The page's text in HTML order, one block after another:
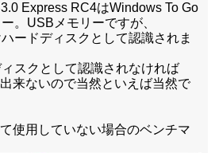
Express RC4はWindows To Go
。USBメモリーですが、
ードディスクとして認識されま
スクとして認識されなければ
来ないので当然といえば当然で
使用していない場合のベンチマ